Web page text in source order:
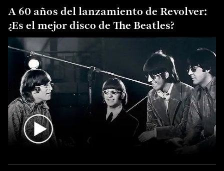
A 60 años del lanzamiento de Revolver:
¿Es el mejor disco de The Beatles?